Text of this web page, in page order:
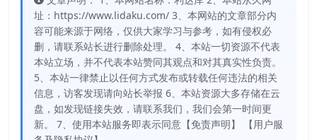
址：https://www.lidaku.com/ 3、本网站的文章部分内
容可能来源于网络，仅供大家学习与参考，如有侵权必
删，请联系站长进行删除处理。 4、本站一切资源不代表
本站立场，并不代表本站赞同其观点和对其真实性负责。
5、本站一律禁止以任何方式发布或转载任何违法的相关
信息，访客发现请向站长举报 6、本站资源大多存储在云
盘，如发现链接失效，请联系我们，我们会第一时间更
新。 7、使用本站服务即表示同意【免责声明】 【用户服